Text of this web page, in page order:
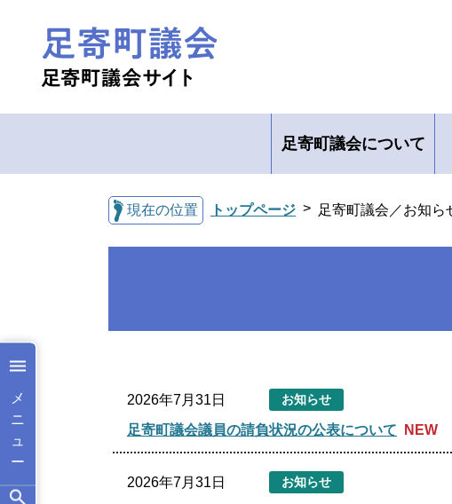
足寄町議会について
現在の位置 トップページ 足寄町議会／お知ら
2026年7月31日 お知らせ
足寄町議会議員の請負状況の公表について
2026年7月31日 お知らせ
メ
ニ
ュ
ー